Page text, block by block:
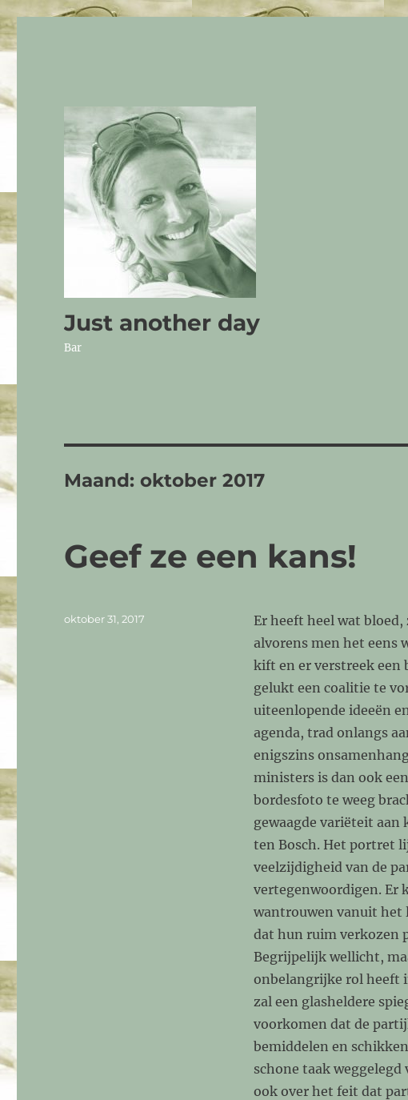
Just another day
Bar
Maand:oktober 2017
Geef ze een kans!
Er heeft heel wat
alvorens men het eens
kift en er verstreek een
gelukt een coalitie te
uiteenlopende ideeën
agenda, trad onlangs
enigszins
ministers is dan ook
bordesfoto te weeg
gewaagde variëteit aan
ten Bosch. Het portret
veelzijdigheid van de
vertegenwoordigen. Er
wantrouwen vanuit het
dat hun ruim verkozen
Begrijpelijk wellicht,
onbelangrijke rol heeft
zal een glasheldere
voorkomen dat de
bemiddelen en
schone taak
ook over het feit dat
Geplaatst
oktober 31, 2017